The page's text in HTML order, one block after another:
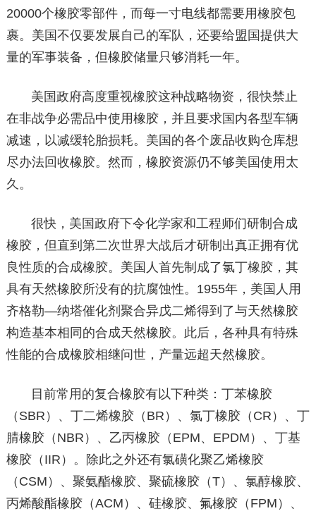
20000个橡胶零部件，而每一寸电线都需要用橡胶包
裹。美国不仅要发展自己的军队，还要给盟国提供大
量的军事装备，但橡胶储量只够消耗一年。
美国政府高度重视橡胶这种战略物资，很快禁止
在非战争必需品中使用橡胶，并且要求国内各型车辆
减速，以减缓轮胎损耗。美国的各个废品收购仓库想
尽办法回收橡胶。然而，橡胶资源仍不够美国使用太
久。
很快，美国政府下令化学家和工程师们研制合成
橡胶，但直到第二次世界大战后才研制出真正拥有优
良性质的合成橡胶。美国人首先制成了氯丁橡胶，其
具有天然橡胶所没有的抗腐蚀性。1955年，美国人用
齐格勒—纳塔催化剂聚合异戊二烯得到了与天然橡胶
构造基本相同的合成天然橡胶。此后，各种具有特殊
性能的合成橡胶相继问世，产量远超天然橡胶。
目前常用的复合橡胶有以下种类：丁苯橡胶
（SBR）、丁二烯橡胶（BR）、氯丁橡胶（CR）、丁
腈橡胶（NBR）、乙丙橡胶（EPM、EPDM）、丁基
橡胶（IIR）。除此之外还有氯磺化聚乙烯橡胶
（CSM）、聚氨酯橡胶、聚硫橡胶（T）、氯醇橡胶、
丙烯酸酯橡胶（ACM）、硅橡胶、氟橡胶（FPM）、